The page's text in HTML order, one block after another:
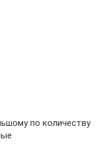
по количеству